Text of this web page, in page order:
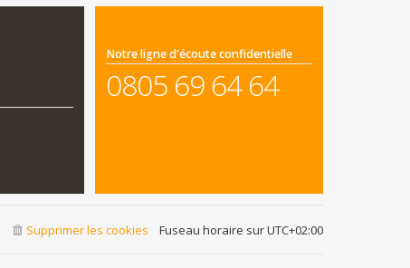
Notre ligne d'écoute confidentielle
0805 69 64 64
Fuseau horaire surUTC+02:00
Supprimer les cookies